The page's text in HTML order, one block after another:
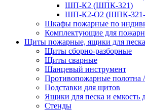
ШП-К2 (ШПК-321)
ШП-К2-О2 (ШПК-
Шкафы пожарные по
Комплектующие для
Щиты пожарные, ящики для
Щиты сборно-разборные
Щиты сварные
Шанцевый инструмент
Противопожарные полотна
Подставки для щитов
Ящики для песка и емкость
Стенды